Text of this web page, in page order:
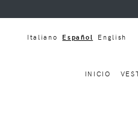
Italiano Español English
INICIO